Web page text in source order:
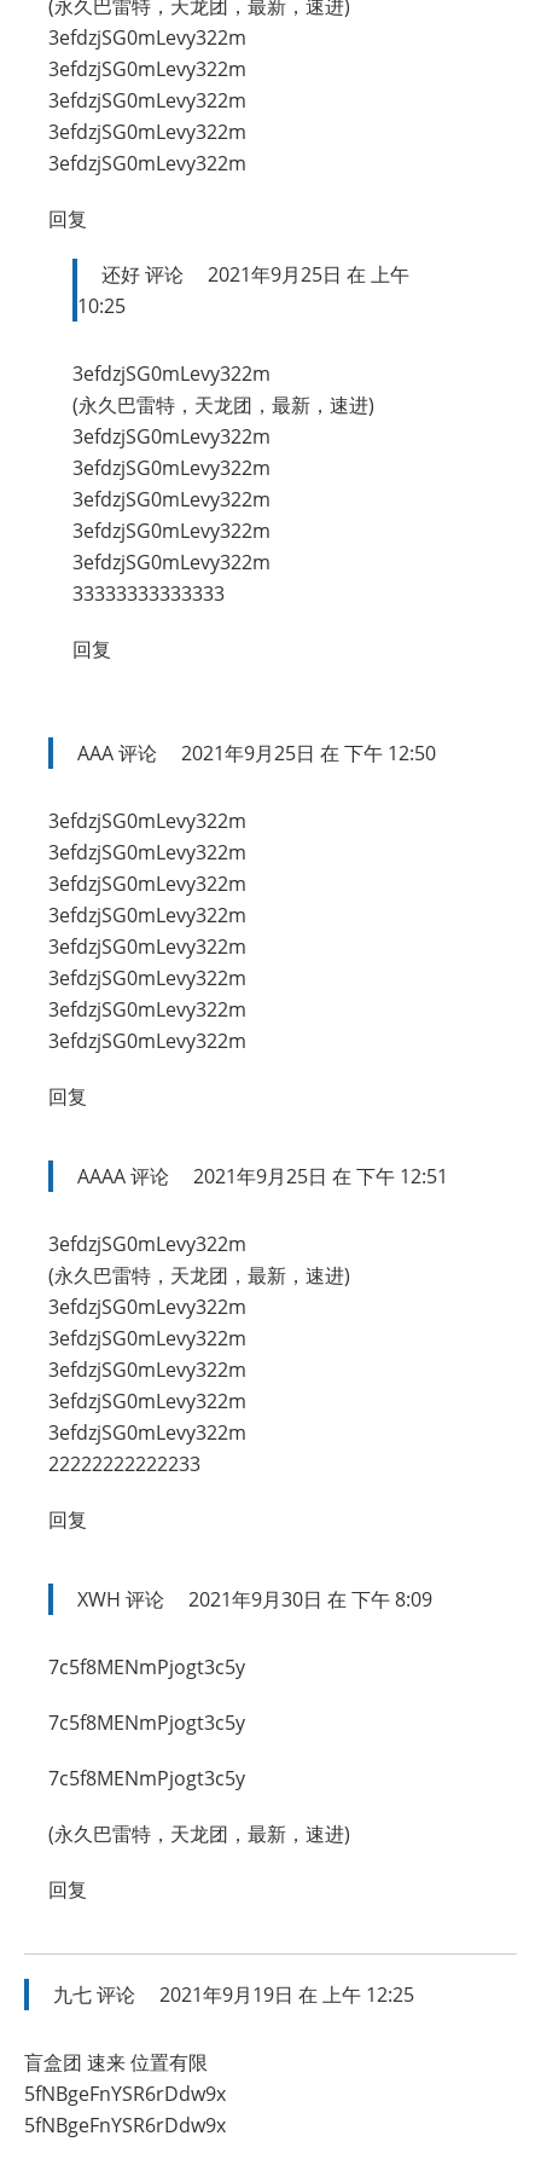
(永久巴雷特，天龙团，最新，速进)
3efdzjSG0mLevy322m
3efdzjSG0mLevy322m
3efdzjSG0mLevy322m
3efdzjSG0mLevy322m
3efdzjSG0mLevy322m
回复
还好评论
2021年9月25日 在 上午
10:25
3efdzjSG0mLevy322m
(永久巴雷特，天龙团，最新，速进)
3efdzjSG0mLevy322m
3efdzjSG0mLevy322m
3efdzjSG0mLevy322m
3efdzjSG0mLevy322m
3efdzjSG0mLevy322m
33333333333333
回复
AAA评论 2021年9月25日 在 下午 12:50
3efdzjSG0mLevy322m
3efdzjSG0mLevy322m
3efdzjSG0mLevy322m
3efdzjSG0mLevy322m
3efdzjSG0mLevy322m
3efdzjSG0mLevy322m
3efdzjSG0mLevy322m
3efdzjSG0mLevy322m
回复
AAAA评论 2021年9月25日 在 下午 12:51
3efdzjSG0mLevy322m
(永久巴雷特，天龙团，最新，速进)
3efdzjSG0mLevy322m
3efdzjSG0mLevy322m
3efdzjSG0mLevy322m
3efdzjSG0mLevy322m
3efdzjSG0mLevy322m
22222222222233
回复
XWH 评论 2021年9月30日 在 下午 8:09
7c5f8MENmPjogt3c5y
7c5f8MENmPjogt3c5y
7c5f8MENmPjogt3c5y
(永久巴雷特，天龙团，最新，速进)
回复
九七评论 2021年9月19日 在 上午 12:25
盲盒团 速来 位置有限
5fNBgeFnYSR6rDdw9x
5fNBgeFnYSR6rDdw9x